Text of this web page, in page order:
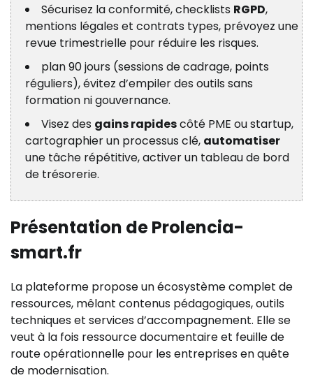
Sécurisez la conformité, checklists RGPD,
mentions légales et contrats types, prévoyez une
revue trimestrielle pour réduire les risques.
plan 90 jours (sessions de cadrage, points
réguliers), évitez d’empiler des outils sans
formation ni gouvernance.
Visez des gains rapidescôté PME ou startup,
cartographier un processus clé, automatiser
une tâche répétitive, activer un tableau de bord
de trésorerie.
Présentation de Prolencia-
smart.fr
La plateforme propose un écosystème complet de
ressources, mêlant contenus pédagogiques, outils
techniques et services d’accompagnement. Elle se
veut à la fois ressource documentaire et feuille de
route opérationnelle pour les entreprises en quête
de modernisation.